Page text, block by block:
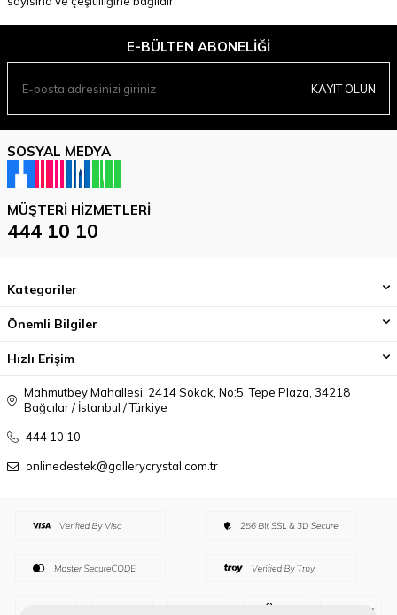
E-BÜLTEN ABONELIĞI
KAYIT OLUN
SOSYAL MEDYA
MÜŞTERI HIZMETLERI
444 10 10
Kategoriler
Önemli Bilgiler
Hızlı Erişim
Mahmutbey Mahallesi, 2414 Sokak, No:5, Tepe Plaza, 34218
Bağcılar / İstanbul / Türkiye
444 10 10
onlinedestek@gallerycrystal.com.tr